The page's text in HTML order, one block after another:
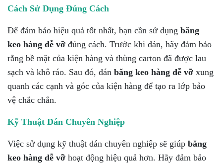
Cách Sử Dụng Đúng Cách
Để đảm bảo hiệu quả tốt nhất, bạn cần sử dụng băng
keo hàng dễ vỡ đúng cách. Trước khi dán, hãy đảm bảo
rằng bề mặt của kiện hàng và thùng carton đã được lau
sạch và khô ráo. Sau đó, dán băng keo hàng dễ vỡ xung
quanh các cạnh và góc của kiện hàng để tạo ra lớp bảo
vệ chắc chắn.
Kỹ Thuật Dán Chuyên Nghiệp
Việc sử dụng kỹ thuật dán chuyên nghiệp sẽ giúp băng
keo hàng dễ vỡ hoạt động hiệu quả hơn. Hãy đảm bảo